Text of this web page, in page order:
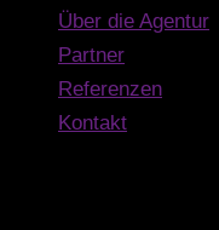
Über die Agentur
Partner
Referenzen
Kontakt